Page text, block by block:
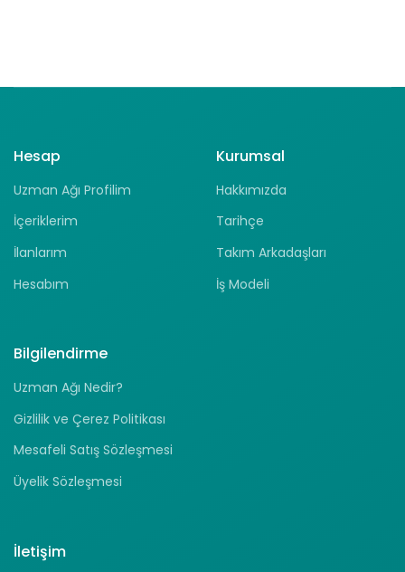
Hesap
Uzman Ağı Profilim
İçeriklerim
İlanlarım
Hesabım
Kurumsal
Hakkımızda
Tarihçe
Takım Arkadaşları
İş Modeli
Bilgilendirme
Uzman Ağı Nedir?
Gizlilik ve Çerez Politikası
Mesafeli Satış Sözleşmesi
Üyelik Sözleşmesi
İletişim